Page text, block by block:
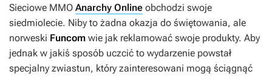
Sieciowe MMO Anarchy Online obchodzi swoje
siedmiolecie. Niby to żadna okazja do świętowania, ale
norweski Funcom wie jak reklamować swoje produkty. Aby
jednak w jakiś sposób uczcić to wydarzenie powstał
specjalny zwiastun, który zainteresowani mogą ściągnąć